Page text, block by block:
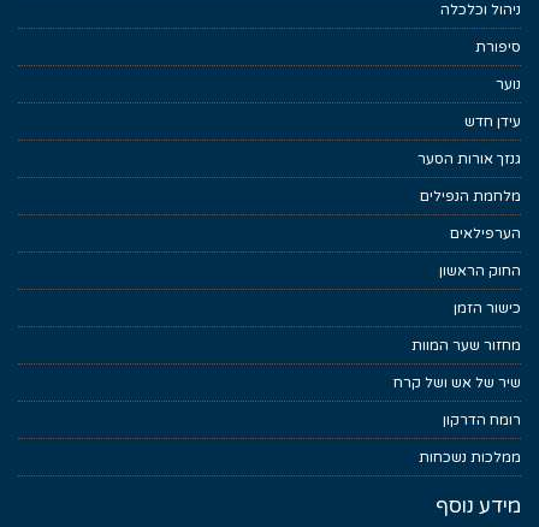
ניהול וכלכלה
סיפורת
נוער
עידן חדש
גנזך אורות הסער
מלחמת הנפילים
הערפילאים
החוק הראשון
כישור הזמן
מחזור שער המוות
שיר של אש ושל קרח
רומח הדרקון
ממלכות נשכחות
מידע נוסף